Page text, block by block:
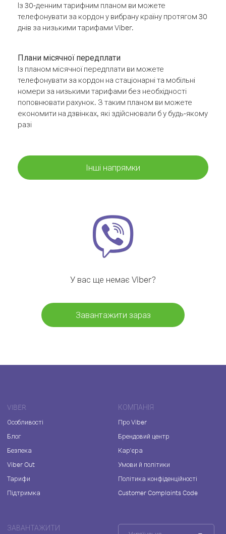
Із 30-денним тарифним планом ви можете
телефонувати за кордон у вибрану країну протягом 30
днів за низькими тарифами Viber.
Плани місячної передплати
Із планом місячної передплати ви можете
телефонувати за кордон на стаціонарні та мобільні
номери за низькими тарифами без необхідності
поповнювати рахунок. З таким планом ви можете
економити на дзвінках, які здійснювали б у будь-якому
разі
Інші напрямки
У вас ще немає Viber?
Завантажити зараз
VIBER
Особливості
Блог
Безпека
Viber Out
Тарифи
Підтримка
КОМПАНІЯ
Про Viber
Брендовий центр
Кар'єра
Умови й політики
Політика конфіденційності
Customer Complaints Code
ЗАВАНТАЖИТИ